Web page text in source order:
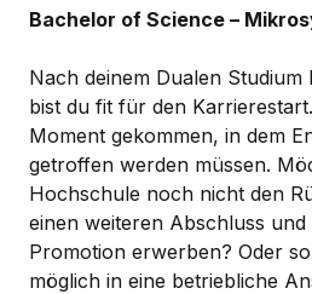
Bachelor of Science –
Nach deinem Dualen
bist du fit für den
Moment gekommen, in dem
getroffen werden müssen.
Hochschule noch nicht den
einen weiteren Abschluss
Promotion erwerben? Oder
möglich in eine betriebliche